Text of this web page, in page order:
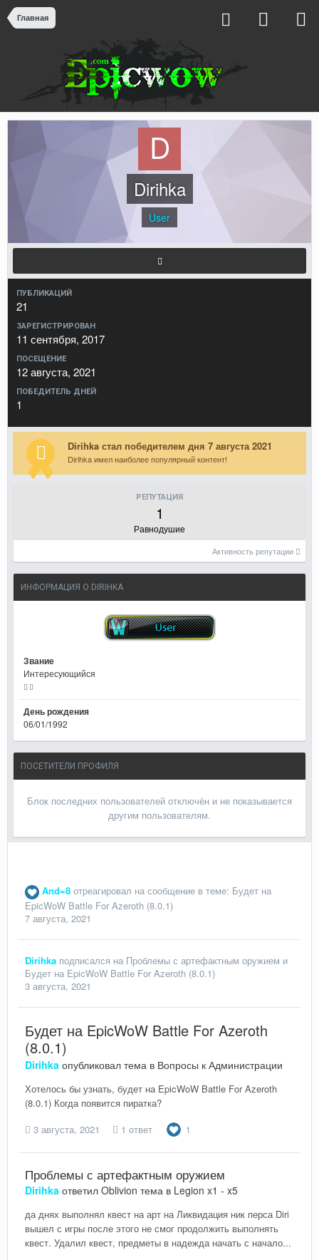
Главная
Dirihka
User
ПУБЛИКАЦИЙ
21
ЗАРЕГИСТРИРОВАН
11 сентября, 2017
ПОСЕЩЕНИЕ
12 августа, 2021
ПОБЕДИТЕЛЬ ДНЕЙ
1
Dirihka стал победителем дня 7 августа 2021
Dirihka имел наиболее популярный контент!
РЕПУТАЦИЯ
1
Равнодушие
Активность репутации
ИНФОРМАЦИЯ О DIRIHKA
Звание
Интересующийся
День рождения
06/01/1992
ПОСЕТИТЕЛИ ПРОФИЛЯ
Блок последних пользователей отключён и не показывается
другим пользователям.
And=8 отреагировал на сообщение в теме: Будет на
EpicWoW Battle For Azeroth (8.0.1)
7 августа, 2021
Dirihka подписался на Проблемы с артефактным оружием и
Будет на EpicWoW Battle For Azeroth (8.0.1)
3 августа, 2021
Будет на EpicWoW Battle For Azeroth
(8.0.1)
Dirihka опубликовал тема в Вопросы к Администрации
Хотелось бы узнать, будет на EpicWoW Battle For Azeroth
(8.0.1) Когда появится пиратка?
3 августа, 2021
1 ответ 1
Проблемы с артефактным оружием
Dirihka ответил Oblivion тема в Legion x1 - x5
да днях выполнял квест на арт на Ликвидация ник перса Diri
вышел с игры после этого не смог продолжить выполнять
квест. Удалил квест, предметы в надежда начать с начало...